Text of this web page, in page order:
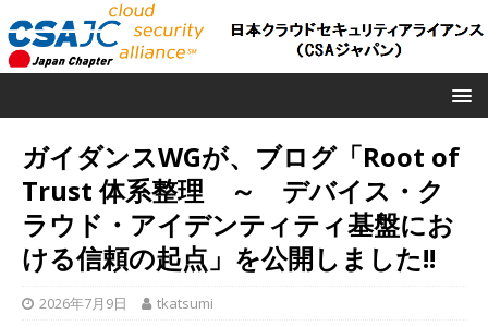
ガイダンスWGが、ブログ「Root of
Trust 体系整理 ～ デバイス・ク
ラウド・アイデンティティ基盤にお
ける信頼の起点」を公開しました!!
2026年7月9日 tkatsumi